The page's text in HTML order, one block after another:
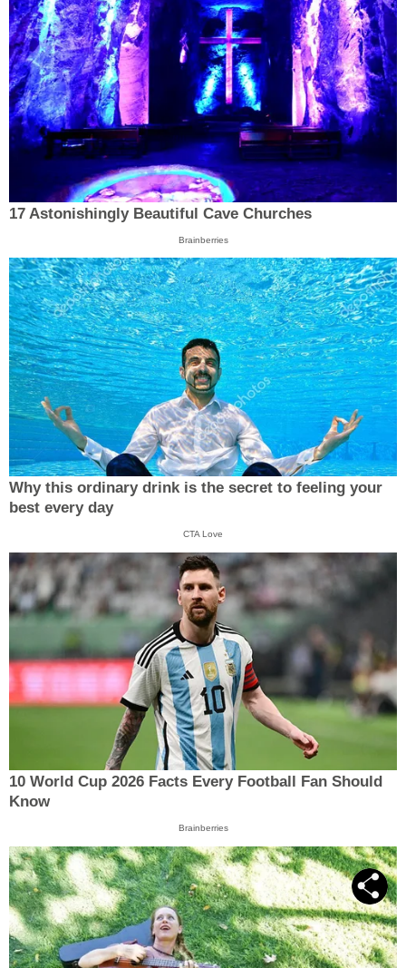
17 Astonishingly Beautiful Cave Churches
Brainberries
Why this ordinary drink is the secret to feeling your
best every day
CTA Love
10 World Cup 2026 Facts Every Football Fan Should
Know
Brainberries